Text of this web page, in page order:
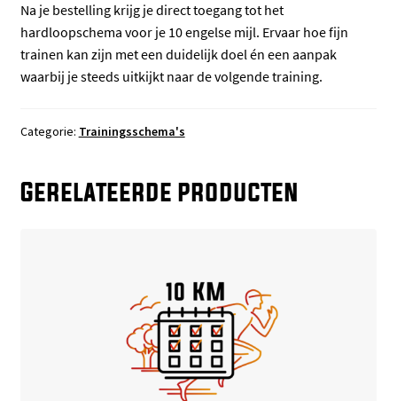
Na je bestelling krijg je direct toegang tot het
hardloopschema voor je 10 engelse mijl. Ervaar hoe fijn
trainen kan zijn met een duidelijk doel én een aanpak
waarbij je steeds uitkijkt naar de volgende training.
Categorie: Trainingsschema's
Gerelateerde producten